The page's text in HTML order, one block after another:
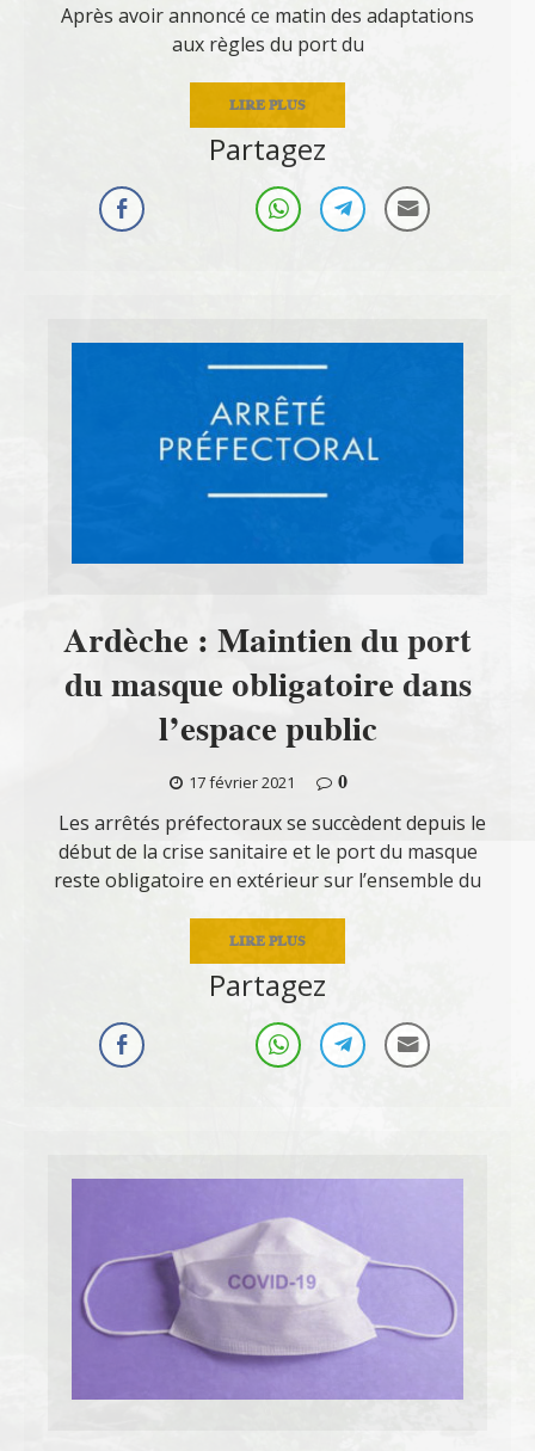
Après avoir annoncé ce matin des adaptations
aux règles du port du
LIRE PLUS
Partagez
Ardèche : Maintien du port
du masque obligatoire dans
l’espace public
17 février 2021
0
Les arrêtés préfectoraux se succèdent depuis le
début de la crise sanitaire et le port du masque
reste obligatoire en extérieur sur l’ensemble du
LIRE PLUS
Partagez